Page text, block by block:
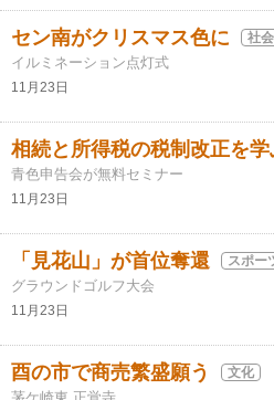
セン南がクリスマス色に 社会
イルミネーション点灯式
11月23日
相続と所得税の税制改正を学
青色申告会が無料セミナー
11月23日
「見花山」が首位奪還 スポー
グラウンドゴルフ大会
11月23日
酉の市で商売繁盛願う 文化